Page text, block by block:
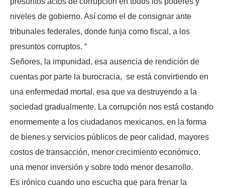
niveles de gobierno. Así como el de consignar ante
tribunales federales, donde funja como fiscal, a los
presuntos corruptos. “
Señores, la impunidad, esa ausencia de rendición de
cuentas por parte la burocracia, se está convirtiendo en
una enfermedad mortal, esa que va destruyendo a la
sociedad gradualmente. La corrupción nos está costando
enormemente a los ciudadanos mexicanos, en la forma
de bienes y servicios públicos de peor calidad, mayores
costos de transacción, menor crecimiento económico,
una menor inversión y sobre todo menor desarrollo.
Es irónico cuando uno escucha que para frenar la